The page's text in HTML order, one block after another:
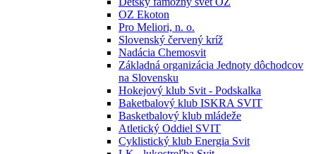
OZ Ekoton
Pro Meliori, n. o.
Slovenský červený kríž
Nadácia Chemosvit
Základná organizácia Jednoty dôchodcov
na Slovensku
Hokejový klub Svit - Podskalka
Baketbalový klub ISKRA SVIT
Basketbalový klub mládeže
Atletický Oddiel SVIT
Cyklistický klub Energia Svit